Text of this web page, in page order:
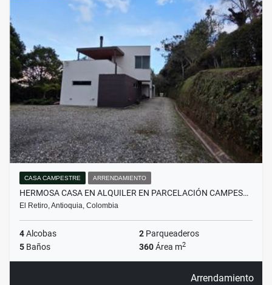
CASA CAMPESTRE ARRENDAMIENTO
HERMOSA CASA EN ALQUILER EN PARCELACIÓN CAMPES…
El Retiro, Antioquia, Colombia
4Alcobas 2 Parqueaderos
5 Baños 360Área m2
Arrendamiento